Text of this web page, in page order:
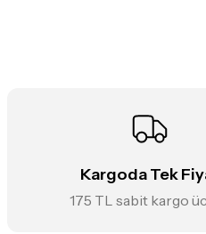
Ürün fiyatı diğer sitelerden daha
Kargoda Tek
175 TL sabit kargo